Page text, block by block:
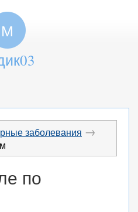
М
заболевания →
по